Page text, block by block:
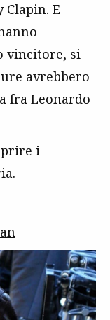
Clapin. E
vincitore, si
avrebbero
fra Leonardo
i